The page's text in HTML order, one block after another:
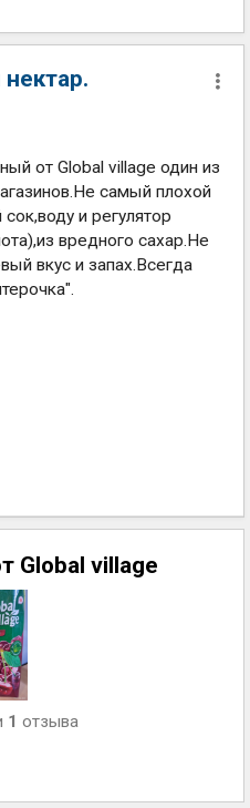
от Global village один из
самый плохой
и регулятор
вредного сахар.Не
вкус и запах.Всегда
Global village
1 отзыва